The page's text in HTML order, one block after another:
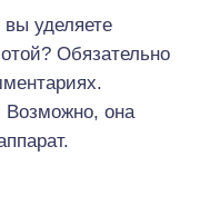
уделяете
Обязательно
Возможно, она